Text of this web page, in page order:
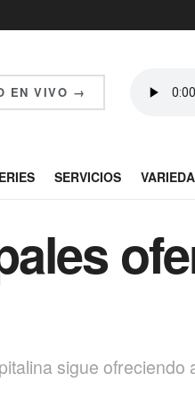
EN VIVO →
SERVICIOS
sigue